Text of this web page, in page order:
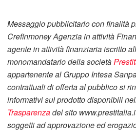
Messaggio pubblicitario con finalità
Crefinmoney Agenzia in attività
agente in attività finanziaria iscritto
monomandatario della società
appartenente al Gruppo Intesa
contrattuali di offerta al pubblico si
informativi sul prodotto disponibili
Trasparenzadel sito
soggetti ad approvazione ed